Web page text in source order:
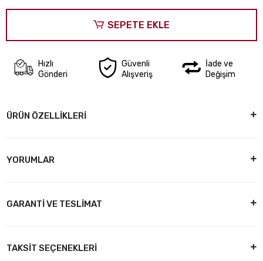
SEPETE EKLE
Hızlı
Gönderi
Güvenli
Alışveriş
İade ve
Değişim
ÜRÜN ÖZELLİKLERİ
YORUMLAR
GARANTİ VE TESLİMAT
TAKSİT SEÇENEKLERİ